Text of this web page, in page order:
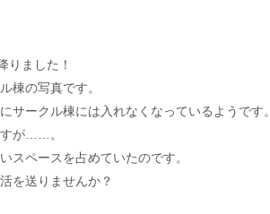
りました！
棟の写真です。
サークル棟には入れなくなっているようです。
すが……。
スペースを占めていたのです。
を送りませんか？